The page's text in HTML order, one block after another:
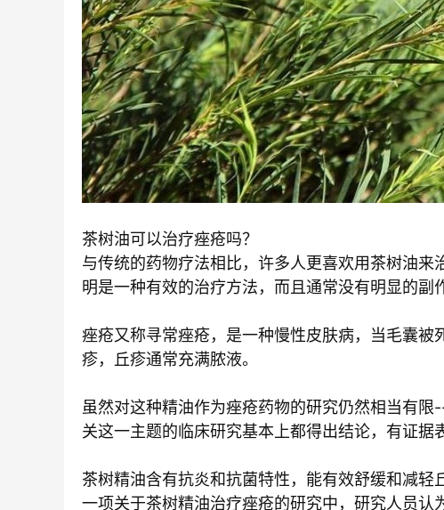
茶树油可以治疗痤疮吗？
与传统的药物疗法相比，许多人更喜欢用茶树油
明是一种有效的治疗方法，而且通常没有明显的副
痤疮又称寻常痤疮，是一种慢性皮肤病，当毛囊
疹，丘疹通常充满脓液。
虽然对这种精油作为痤疮药物的研究仍然相当有
关这一主题的临床研究基本上都得出结论，有证据
茶树精油含有抗炎和抗菌特性，能有效舒缓和减
一项关于茶树精油治疗痤疮的研究中，研究人员认